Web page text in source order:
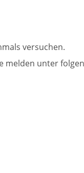
versuchen.
unter